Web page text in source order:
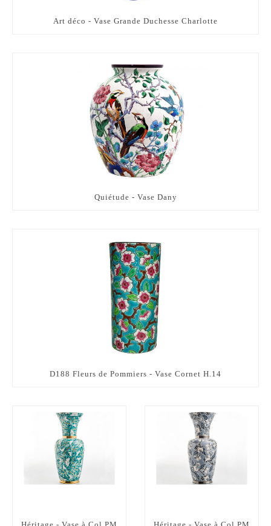
Art déco - Vase Grande Duchesse Charlotte
Quiétude - Vase Dany
D188 Fleurs de Pommiers - Vase Cornet H.14